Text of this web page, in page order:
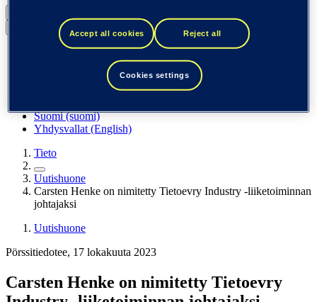
Back to menu
Globaali (English)
DACH (Deutsch)
Espanja / Iberia (español)
Suomi (suomi)
Yhdysvallat (English)
Tieto
Uutishuone
Carsten Henke on nimitetty Tietoevry Industry -liiketoiminnan
johtajaksi
Uutishuone
Pörssitiedotee, 17 lokakuuta 2023
Carsten Henke on nimitetty Tietoevry
Accept all cookies Reject all
Cookies settings